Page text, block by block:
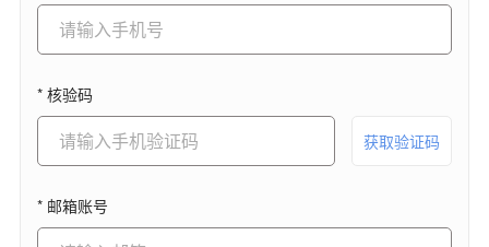
* 核验码
获取验证码
* 邮箱账号